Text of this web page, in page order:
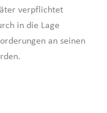
verpflichtet
in die Lage
an seinen